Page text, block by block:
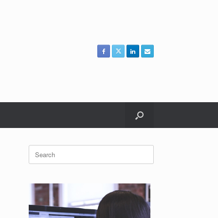
Search
for: